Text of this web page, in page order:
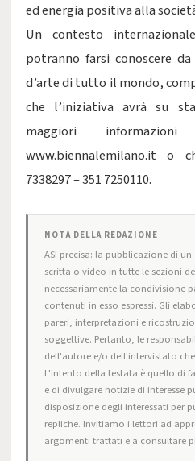
ed energia positiva alla
Un contesto
potranno farsi conoscere
d’arte di tutto il mondo,
che l’iniziativa avrà su
maggiori
www.biennalemilano.it o
7338297 – 351 7250110.
NOTA DELLA REDAZIONE
ASI precisa: la pubblicazione di
scritta o video in tutte le sezioni
necessariamente la condivisione
contenuti in esso espressi. Gli
pareri, interpretazioni e
soggettive. Pertanto, le
dell'autore e/o dell'intervistato
L'intento della testata è quello di
e di divulgare notizie di interesse
disposizione degli interessati per
repliche. Invitiamo i lettori ad
argomenti trattati e a consultare